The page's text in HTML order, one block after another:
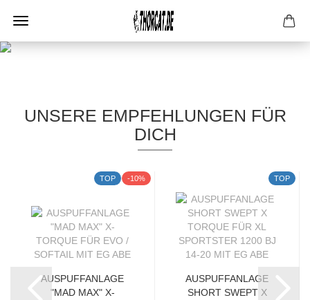
UNSERE EMPFEHLUNGEN FÜR
DICH
TOP -10%
AUSPUFFANLAGE
"MAD MAX" X-
TOP
AUSPUFFANLAGE
SHORT SWEPT X